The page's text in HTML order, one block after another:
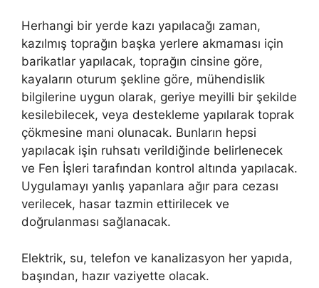
Herhangi bir yerde kazı yapılacağı zaman,
kazılmış toprağın başka yerlere akmaması için
barikatlar yapılacak, toprağın cinsine göre,
kayaların oturum şekline göre, mühendislik
bilgilerine uygun olarak, geriye meyilli bir şekilde
kesilebilecek, veya destekleme yapılarak toprak
çökmesine mani olunacak. Bunların hepsi
yapılacak işin ruhsatı verildiğinde belirlenecek
ve Fen İşleri tarafından kontrol altında yapılacak.
Uygulamayı yanlış yapanlara ağır para cezası
verilecek, hasar tazmin ettirilecek ve
doğrulanması sağlanacak.
Elektrik, su, telefon ve kanalizasyon her yapıda,
başından, hazır vaziyette olacak.